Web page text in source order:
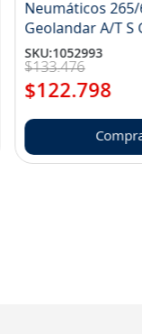
Neumáticos 265/
SKU:1052993
$133.476
$122.798